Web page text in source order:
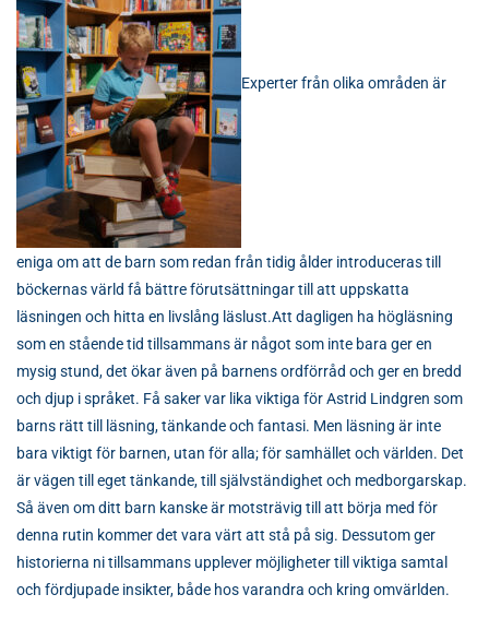
Experter från olika områden är
eniga om att de barn som redan från tidig ålder introduceras till
böckernas värld få bättre förutsättningar till att uppskatta
läsningen och hitta en livslång läslust.Att dagligen ha högläsning
som en stående tid tillsammans är något som inte bara ger en
mysig stund, det ökar även på barnens ordförråd och ger en bredd
och djup i språket. Få saker var lika viktiga för Astrid Lindgren som
barns rätt till läsning, tänkande och fantasi. Men läsning är inte
bara viktigt för barnen, utan för alla; för samhället och världen. Det
är vägen till eget tänkande, till självständighet och medborgarskap.
Så även om ditt barn kanske är motsträvig till att börja med för
denna rutin kommer det vara värt att stå på sig. Dessutom ger
historierna ni tillsammans upplever möjligheter till viktiga samtal
och fördjupade insikter, både hos varandra och kring omvärlden.